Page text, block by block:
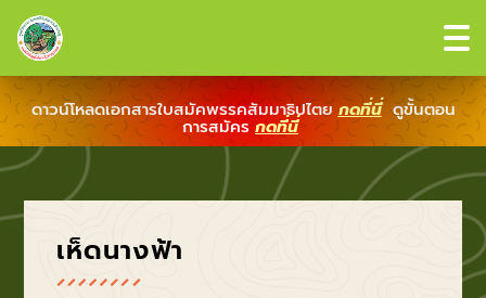
ดาวน์โหลดเอกสารใบสมัคพรรคสัมมาธิปไตย กดที่นี่ ดูขั้นตอน
การสมัครกดที่นี่
เห็ดนางฟ้า